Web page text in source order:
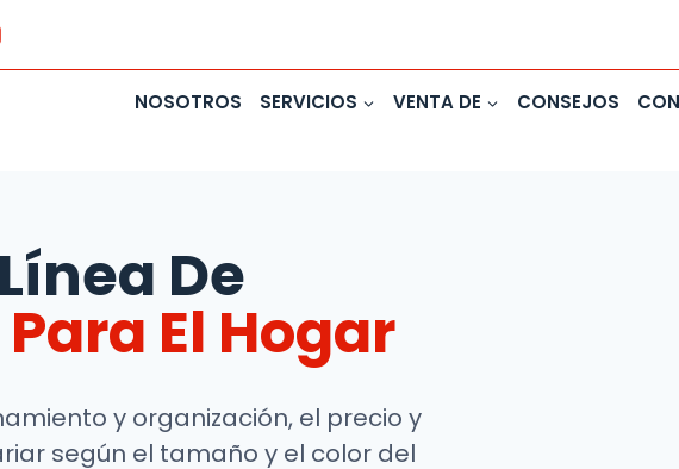
NOSOTROS SERVICIOS VENTA DE CONSEJOS
De
Para El Hogar
y organización, el precio y
según el tamaño y el color del